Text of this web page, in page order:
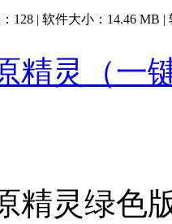
128 | 软件大小： 14.46 MB |
精灵（一
精灵绿色